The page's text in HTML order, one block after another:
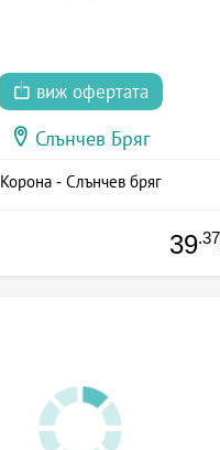
виж офертата
Слънчев Бряг
Корона - Слънчев бряг
39.37